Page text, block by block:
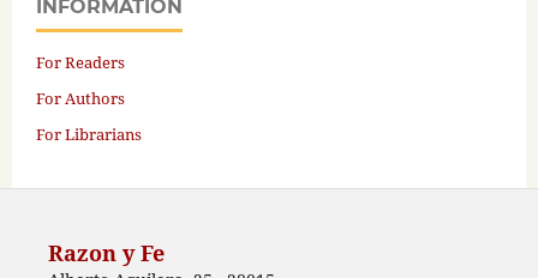
INFORMATION
For Readers
For Authors
For Librarians
Razon y Fe